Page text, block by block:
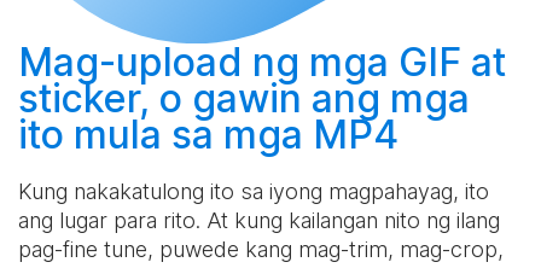
Mag-upload ng mga GIF at
sticker, o gawin ang mga
ito mula sa mga MP4
Kung nakakatulong ito sa iyong magpahayag, ito
ang lugar para rito. At kung kailangan nito ng ilang
pag-fine tune, puwede kang mag-trim, mag-crop,